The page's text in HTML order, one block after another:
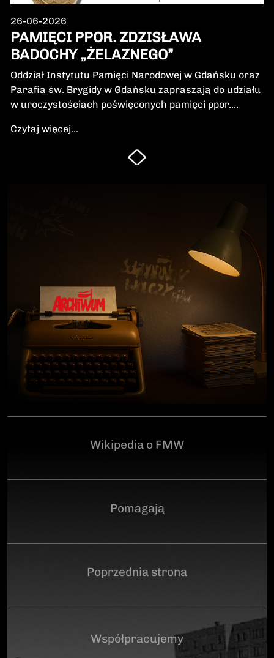
26-06-2026
PAMIĘCI PPOR. ZDZISŁAWA
BADOCHY „ŻELAZNEGO”
Oddział Instytutu Pamięci Narodowej w Gdańsku oraz
Parafia św. Brygidy w Gdańsku zapraszają do udziału
w uroczystościach poświęconych pamięci ppor.
Wileńskiej Brygady Armii Krajowej, dowódcy 5.
szwadronu podczas walk na Pomorzu, jednego z
najbardziej zasłużonych żołnierzy polskiego podziemia
przeciwko niemieckiemu i sowieckiemu okupantowi, a
po zakończeniu wojny pozostał wierny ideałom
wolności. Poległ 28 czerwca 1946 r., a miejsce
ukrycia jego szczątków przez komunistyczny aparat
represji pozostaje do dziś nieznane.Program
uroczystości:11.00 – Msza Święta w Kościele św.
Brygidy w Gdańsku12.30 – poświęcenie
symbolicznego nagrobka na Cmentarzu
Garnizonowym w GdańskuSerdecznie zapraszamy
Czytaj więcej...
Wikipedia o FMW
Pomagają
Poprzednia strona
Współpracujemy